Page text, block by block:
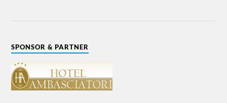
SPONSOR & PARTNER